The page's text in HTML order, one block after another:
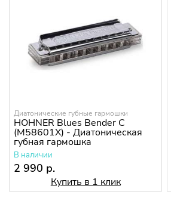
Диатонические губные гармошки
HOHNER Blues Bender C
(M58601X) - Диатоническая
губная гармошка
В наличии
2 990 р.
Купить в 1 клик